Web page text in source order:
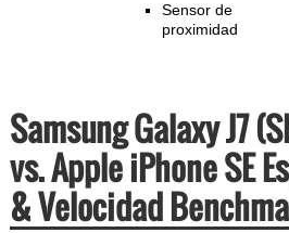
Sensor de
proximidad
Samsung Galaxy J7
vs. Apple iPhone SE
& Velocidad